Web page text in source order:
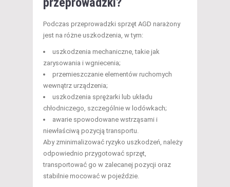
Podczas przeprowadzki sprzęt AGD narażony
jest na różne uszkodzenia, w tym:
uszkodzenia mechaniczne, takie jak
zarysowania i wgniecenia;
przemieszczanie elementów ruchomych
wewnątrz urządzenia;
uszkodzenia sprężarki lub układu
chłodniczego, szczególnie w lodówkach;
awarie spowodowane wstrząsami i
niewłaściwą pozycją transportu.
Aby zminimalizować ryzyko uszkodzeń, należy
odpowiednio przygotować sprzęt,
transportować go w zalecanej pozycji oraz
stabilnie mocować w pojeździe.